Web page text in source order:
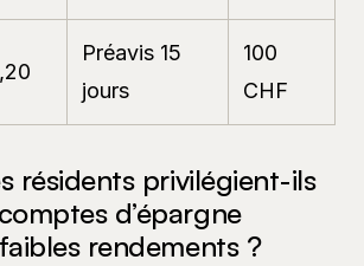
Préavis 15
jours
100
CHF
résidents privilégient-ils
d’épargne
rendements ?